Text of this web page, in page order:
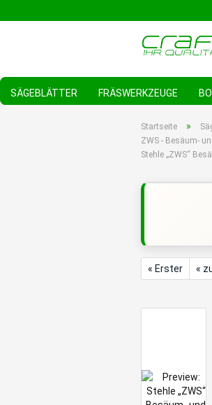
SÄGEBLÄTTER FRÄSWERKZEUGE
Startseite »
ZWS - Besäum-
Stehle „ZWS“
« Erster «